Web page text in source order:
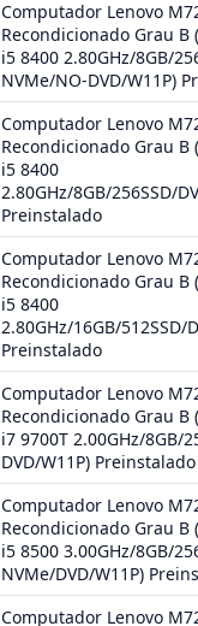
Computador Lenovo
Recondicionado Grau B
i5 8400 2.80GHz/8GB/
NVMe/NO-DVD/W11P)
Computador Lenovo
Recondicionado Grau B
i5 8400
2.80GHz/8GB/256SSD/
Preinstalado
Computador Lenovo
Recondicionado Grau B
i5 8400
2.80GHz/16GB/512SSD/
Preinstalado
Computador Lenovo
Recondicionado Grau B
i7 9700T 2.00GHz/8GB/
DVD/W11P) Preinstalado
Computador Lenovo
Recondicionado Grau B
i5 8500 3.00GHz/8GB/
NVMe/DVD/W11P)
Computador Lenovo